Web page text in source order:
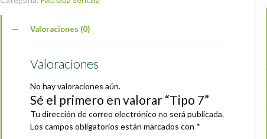
Valoraciones (0)
Valoraciones
No hay valoraciones aún.
Sé el primero en valorar “Tipo 7”
Tu dirección de correo electrónico no será publicada.
Los campos obligatorios están marcados con *